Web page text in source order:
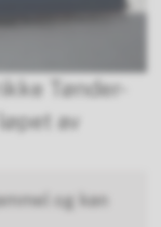
Tønder-
av
og kan